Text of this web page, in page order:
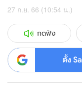
27 ก.ย. 66 (10:54 น.)
กดฟัง
ตั้ง